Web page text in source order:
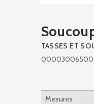
TASSES ET
Mesures